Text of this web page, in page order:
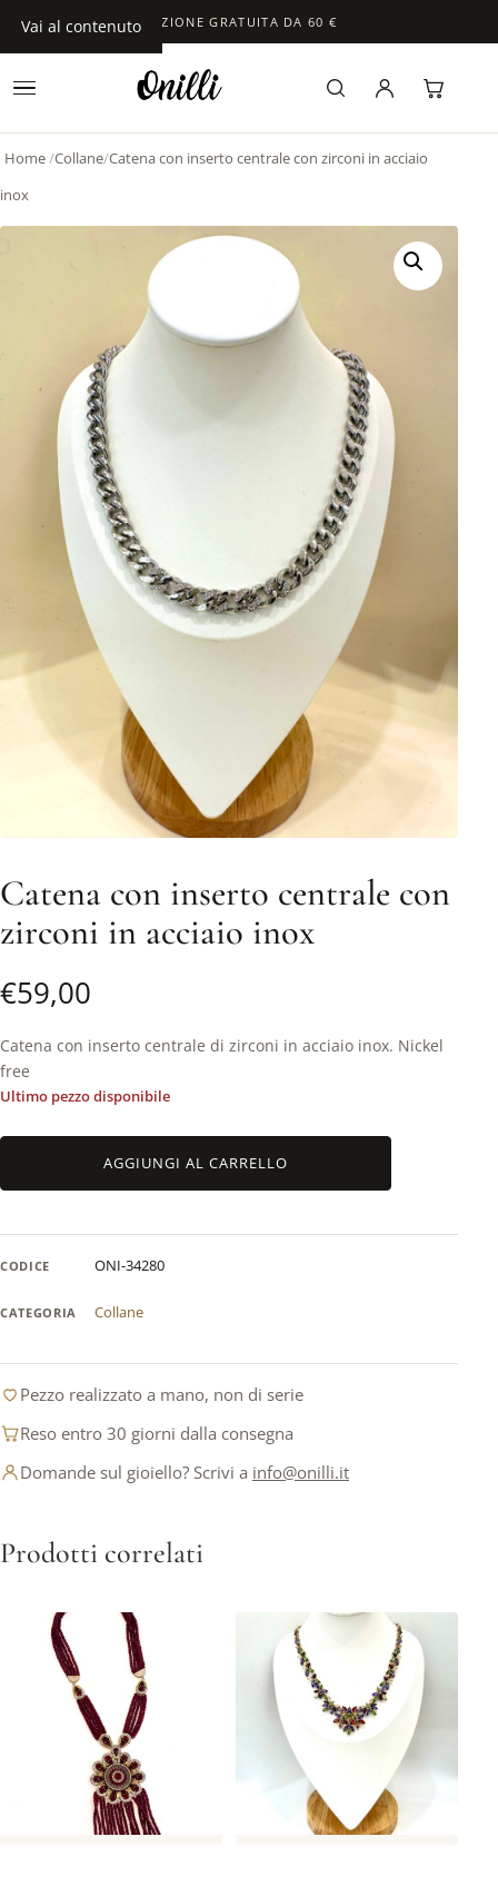
Vai al contenutoSPEDIZIONE GRATUITA DA 60 €
Home /Collane/Catena con inserto centrale con zirconi in acciaio
inox
Catena con inserto centrale con
zirconi in acciaio inox
€59,00
Catena con inserto centrale di zirconi in acciaio inox. Nickel
free
Ultimo pezzo disponibile
zirconi
AGGIUNGI AL CARRELLO
CODICE ONI-34280
CATEGORIA Collane
Pezzo realizzato a mano, non di serie
Reso entro 30 giorni dalla consegna
Domande sul gioiello? Scrivi a info@onilli.it
Prodotti correlati